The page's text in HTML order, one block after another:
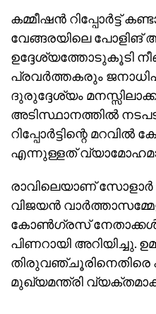
കമ്മീഷന്‍ റിപ്പോര്‍ട്ട്
വേങ്ങരയിലെ പോളിങ്
ഉദ്ദേശ്യത്തോടുകൂടി
പ്രവര്‍ത്തകരും
ദുരുദ്ദേശ്യം
അടിസ്ഥാനത്തില്‍
റിപ്പോര്‍ട്ടിന്റെ
എന്നുള്ളത്
രാവിലെയാണ് സോളാര്‍
വിജയന്‍
കോണ്‍ഗ്രസ്
പിണറായി അറിയിച്ചു.
തിരുവഞ്ചൂരിനെതിരെ
മുഖ്യമന്ത്രി